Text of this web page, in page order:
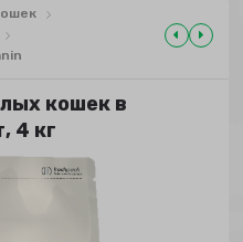
кошек в
4 кг